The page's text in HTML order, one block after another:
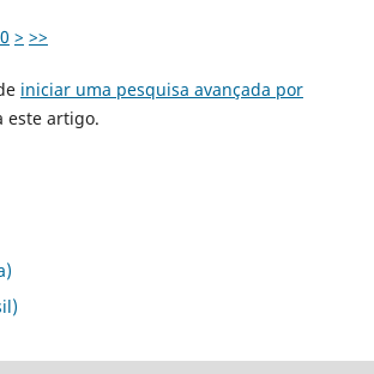
> >>
iniciar uma pesquisa avançada por
este artigo.